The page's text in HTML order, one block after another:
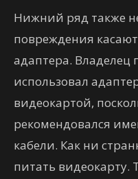
Нижний ряд также
повреждения
адаптера. Владелец
использовал
видеокартой,
рекомендовался
кабели. Как ни
питать видеокарту.